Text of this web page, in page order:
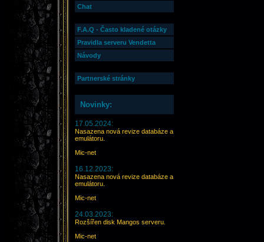
Chat
F.A.Q - Často kladené otázky
Pravidla serveru Vendetta
Návody
Partnerské stránky
Novinky:
17.05.2024:
Nasazena nová revize databáze a
emulátoru.
Mic-net
16.12.2023:
Nasazena nová revize databáze a
emulátoru.
Mic-net
24.03.2023:
Rozšířen disk Mangos serveru.
Mic-net